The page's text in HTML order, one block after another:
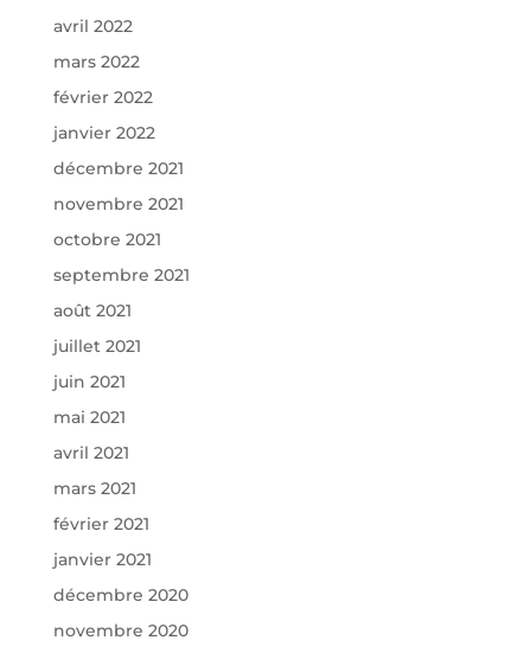
avril 2022
mars 2022
février 2022
janvier 2022
décembre 2021
novembre 2021
octobre 2021
septembre 2021
août 2021
juillet 2021
juin 2021
mai 2021
avril 2021
mars 2021
février 2021
janvier 2021
décembre 2020
novembre 2020